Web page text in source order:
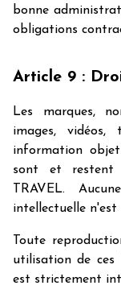
bonne
obligations
Article 9 :
Les marques,
images,
information
sont et restent
TRAVEL.
intellectuelle n'est
Toute
utilisation de
est strictement